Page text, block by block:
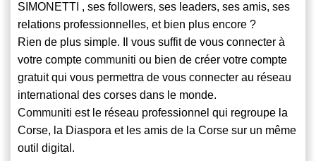
SIMONETTI , ses followers, ses leaders, ses amis, ses
relations professionnelles, et bien plus encore ?
Rien de plus simple. Il vous suffit de vous connecter à
votre compte communiti ou bien de créer votre compte
gratuit qui vous permettra de vous connecter au réseau
international des corses dans le monde.
Communiti est le réseau professionnel qui regroupe la
Corse, la Diaspora et les amis de la Corse sur un même
outil digital.